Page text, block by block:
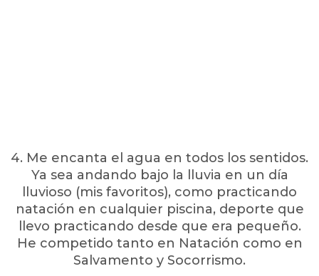
4. Me encanta el agua en todos los sentidos.
Ya sea andando bajo la lluvia en un día
lluvioso (mis favoritos), como practicando
natación en cualquier piscina, deporte que
llevo practicando desde que era pequeño.
He competido tanto en Natación como en
Salvamento y Socorrismo.